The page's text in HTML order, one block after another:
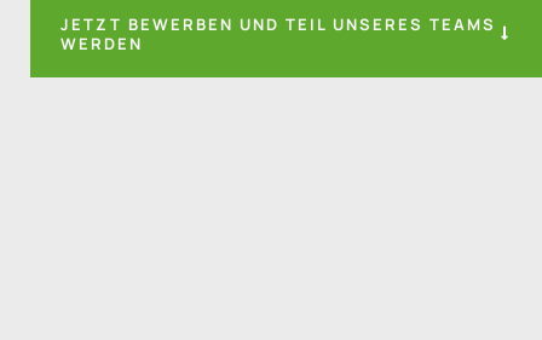
JETZT BEWERBEN UND TEIL UNSERES TEAMS
WERDEN